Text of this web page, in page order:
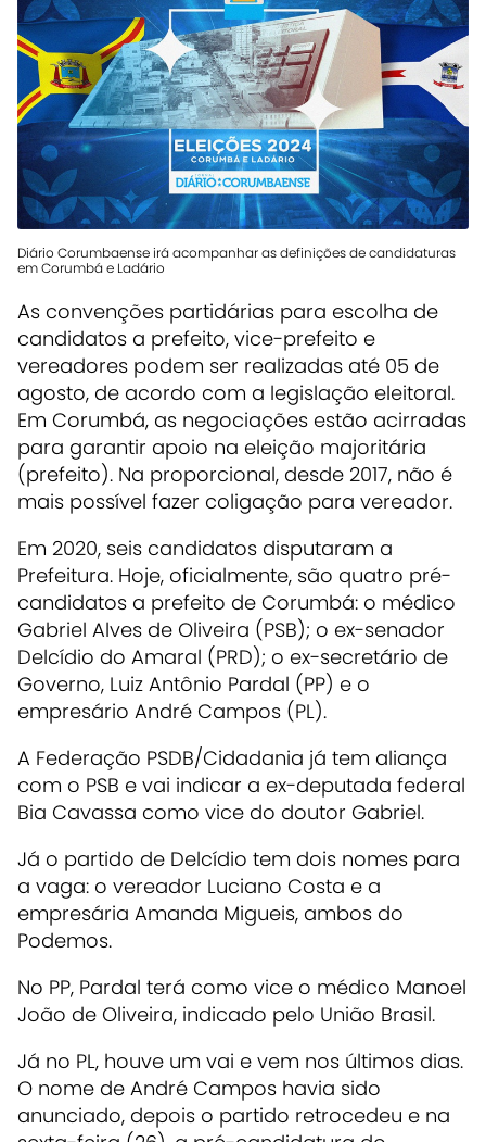
Diário Corumbaense irá acompanhar as definições de candidaturas
em Corumbá e Ladário
As convenções partidárias para escolha de
candidatos a prefeito, vice-prefeito e
vereadores podem ser realizadas até 05 de
agosto, de acordo com a legislação eleitoral.
Em Corumbá, as negociações estão acirradas
para garantir apoio na eleição majoritária
(prefeito). Na proporcional, desde 2017, não é
mais possível fazer coligação para vereador.
Em 2020, seis candidatos disputaram a
Prefeitura. Hoje, oficialmente, são quatro pré-
candidatos a prefeito de Corumbá: o médico
Gabriel Alves de Oliveira (PSB); o ex-senador
Delcídio do Amaral (PRD); o ex-secretário de
Governo, Luiz Antônio Pardal (PP) e o
empresário André Campos (PL).
A Federação PSDB/Cidadania já tem aliança
com o PSB e vai indicar a ex-deputada federal
Bia Cavassa como vice do doutor Gabriel.
Já o partido de Delcídio tem dois nomes para
a vaga: o vereador Luciano Costa e a
empresária Amanda Migueis, ambos do
Podemos.
No PP, Pardal terá como vice o médico Manoel
João de Oliveira, indicado pelo União Brasil.
Já no PL, houve um vai e vem nos últimos dias.
O nome de André Campos havia sido
anunciado, depois o partido retrocedeu e na